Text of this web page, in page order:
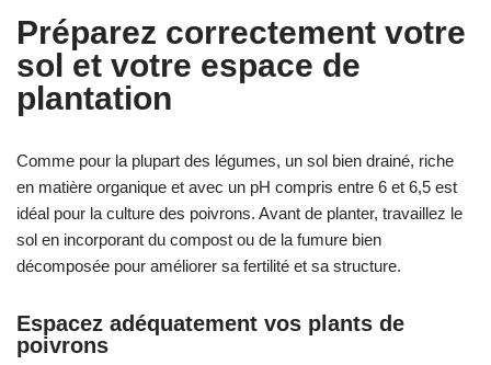
Préparez correctement votre
sol et votre espace de
plantation
Comme pour la plupart des légumes, un sol bien drainé, riche
en matière organique et avec un pH compris entre 6 et 6,5 est
idéal pour la culture des poivrons. Avant de planter, travaillez le
sol en incorporant du compost ou de la fumure bien
décomposée pour améliorer sa fertilité et sa structure.
Espacez adéquatement vos plants de
poivrons